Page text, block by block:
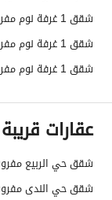
كهرباء
صرف صحي
تفاصيل اضافية
عمر العقار
عرض الشارع
شقق 1 غرفة نوم مفروشة للايجار الشهري في الرياض
شقق 1 غرفة نوم مفروشة للايجار الشهري في شمال الرياض
شقق 1 غرفة نوم مفروشة للايجار الشهري في النفل
عقارات
شقق حي الربيع
شقق حي الندى